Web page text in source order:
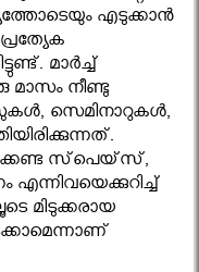
എടുക്കാന്‍
മാര്‍ച്ച്
നീണ്ടു
സെമിനാറുകള്‍,
സ്‌പെയ്‌സ്,
എന്നിവയെക്കുറിച്ച്
മിടുക്കരായ